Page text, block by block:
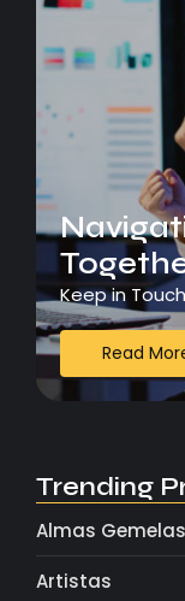
Keep in Touch
Read
Trending
Almas Gemelas
Artistas